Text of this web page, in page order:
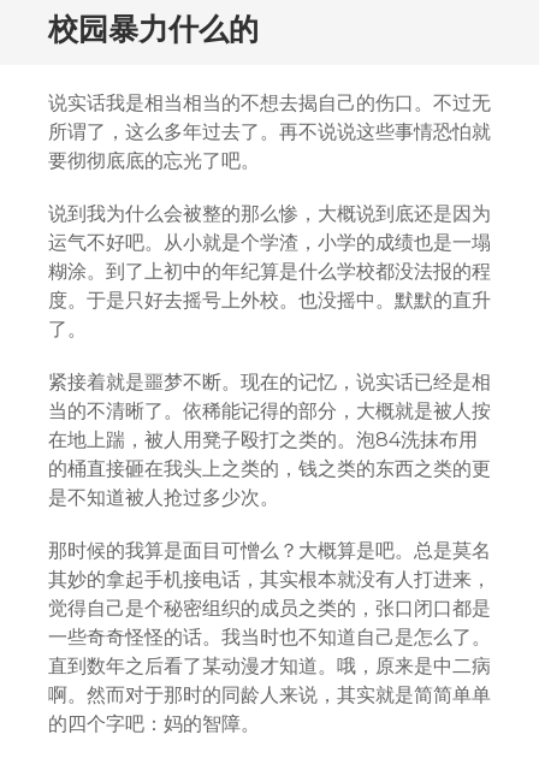
校园暴力什么的
说实话我是相当相当的不想去揭自己的伤口。不过无
所谓了，这么多年过去了。再不说说这些事情恐怕就
要彻彻底底的忘光了吧。
说到我为什么会被整的那么惨，大概说到底还是因为
运气不好吧。从小就是个学渣，小学的成绩也是一塌
糊涂。到了上初中的年纪算是什么学校都没法报的程
度。于是只好去摇号上外校。也没摇中。默默的直升
了。
紧接着就是噩梦不断。现在的记忆，说实话已经是相
当的不清晰了。依稀能记得的部分，大概就是被人按
在地上踹，被人用凳子殴打之类的。泡84洗抹布用
的桶直接砸在我头上之类的，钱之类的东西之类的更
是不知道被人抢过多少次。
那时候的我算是面目可憎么？大概算是吧。总是莫名
其妙的拿起手机接电话，其实根本就没有人打进来，
觉得自己是个秘密组织的成员之类的，张口闭口都是
一些奇奇怪怪的话。我当时也不知道自己是怎么了。
直到数年之后看了某动漫才知道。哦，原来是中二病
啊。然而对于那时的同龄人来说，其实就是简简单单
的四个字吧：妈的智障。